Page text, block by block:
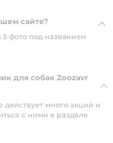
сайте?
фото под названием
для собак Zoozavr
много акций и
с ними в разделе